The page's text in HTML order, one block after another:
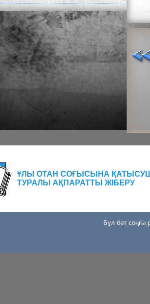
ҰЛЫ ОТАН СОҒЫСЫНА
ТУРАЛЫ АҚПАРАТТЫ ЖІБЕРУ
Бұл бет соңғы